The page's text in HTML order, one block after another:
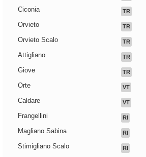
Ciconia TR
Orvieto TR
Orvieto Scalo TR
Attigliano TR
Giove TR
Orte VT
Caldare VT
Frangellini RI
Magliano Sabina RI
Stimigliano Scalo RI